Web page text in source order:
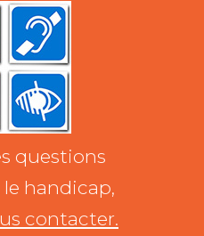
questions
handicap,
contacter.